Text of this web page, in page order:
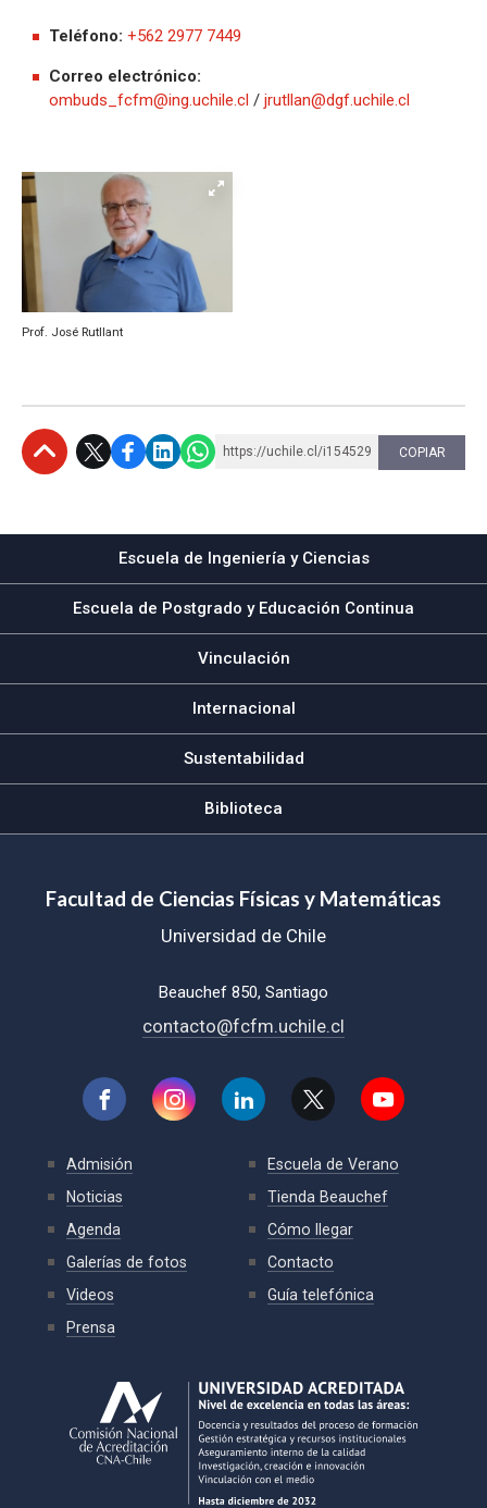
Prof. José Rutllant
Teléfono: +562 2977 7449
Correo electrónico:
ombuds_fcfm@ing.uchile.cl / jrutllan@dgf.uchile.cl
https://uchile.cl/i154529 COPIAR
Escuela de Ingeniería y Ciencias
Escuela de Postgrado y Educación Continua
Vinculación
Internacional
Sustentabilidad
Biblioteca
Facultad de Ciencias Físicas y Matemáticas
Universidad de Chile
Beauchef 850, Santiago
contacto@fcfm.uchile.cl
Admisión
Noticias
Agenda
Galerías de fotos
Videos
Prensa
Escuela de Verano
Tienda Beauchef
Cómo llegar
Contacto
Guía telefónica